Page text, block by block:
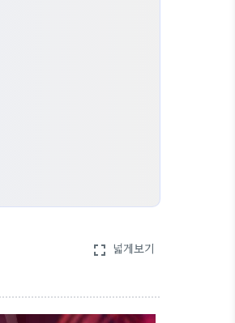
fullscreen 넓게보기